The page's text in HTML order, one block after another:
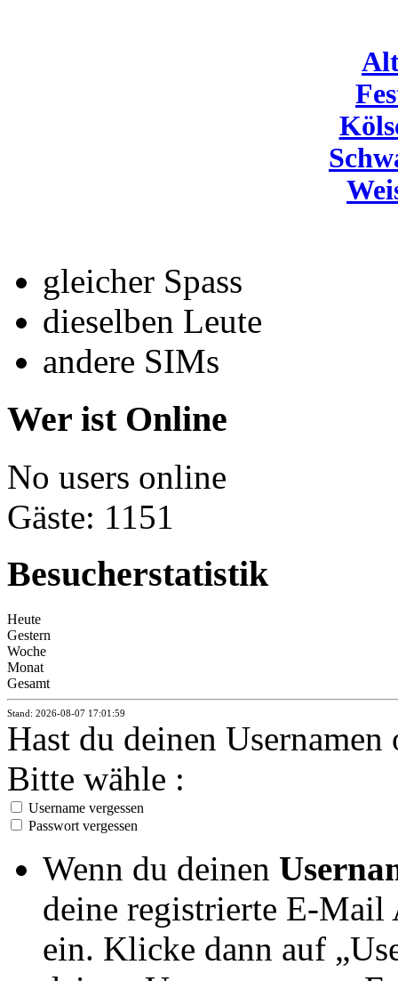
gleicher Spass
dieselben Leute
andere SIMs
Wer ist Online
No users online
Gäste: 1151
Besucherstatistik
Heute
Gestern
Woche
Monat
Gesamt
Stand: 2026-08-07 17:01:59
Hast du deinen Usernamen
Bitte wähle :
Username vergessen
Passwort vergessen
Wenn du deinen
deine registrierte E-Mail
ein. Klicke dann auf